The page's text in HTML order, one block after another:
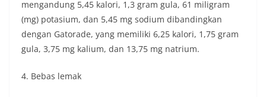
mengandung 5,45 kalori, 1,3 gram gula, 61 miligram
(mg) potasium, dan 5,45 mg sodium dibandingkan
dengan Gatorade, yang memiliki 6,25 kalori, 1,75 gram
gula, 3,75 mg kalium, dan 13,75 mg natrium.
4. Bebas lemak